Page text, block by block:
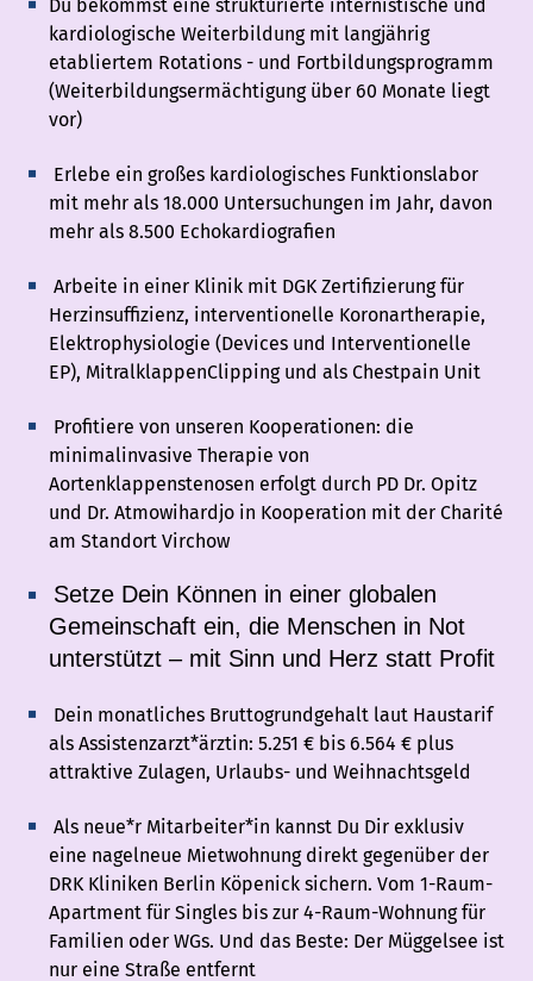
Du bekommst eine strukturierte internistische und
kardiologische Weiterbildung mit langjährig
etabliertem Rotations - und Fortbildungsprogramm
(Weiterbildungsermächtigung über 60 Monate liegt
vor)
Erlebe ein großes kardiologisches Funktionslabor
mit mehr als 18.000 Untersuchungen im Jahr, davon
mehr als 8.500 Echokardiografien
Arbeite in einer Klinik mit DGK Zertifizierung für
Herzinsuffizienz, interventionelle Koronartherapie,
Elektrophysiologie (Devices und Interventionelle
EP), MitralklappenClipping und als Chestpain Unit
Profitiere von unseren Kooperationen: die
minimalinvasive Therapie von
Aortenklappenstenosen erfolgt durch PD Dr. Opitz
und Dr. Atmowihardjo in Kooperation mit der Charité
am Standort Virchow
Setze Dein Können in einer globalen
Gemeinschaft ein, die Menschen in Not
unterstützt – mit Sinn und Herz statt Profit
Dein monatliches Bruttogrundgehalt laut Haustarif
als Assistenzarzt*ärztin: 5.251 € bis 6.564 € plus
attraktive Zulagen, Urlaubs- und Weihnachtsgeld
Als neue*r Mitarbeiter*in kannst Du Dir exklusiv
eine nagelneue Mietwohnung direkt gegenüber der
DRK Kliniken Berlin Köpenick sichern. Vom 1-Raum-
Apartment für Singles bis zur 4-Raum-Wohnung für
Familien oder WGs. Und das Beste: Der Müggelsee ist
nur eine Straße entfernt